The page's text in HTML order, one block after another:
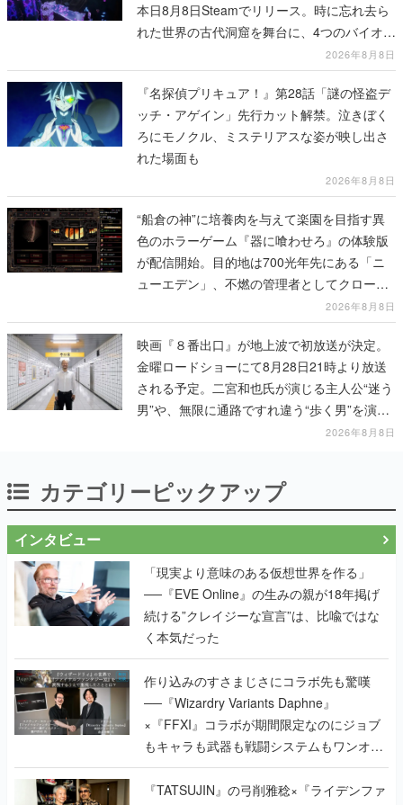
本日8月8日Steamでリリース。時に忘れ去ら
れた世界の古代洞窟を舞台に、4つのバイオー
2026年8月8日
『名探偵プリキュア！』第28話「謎の怪盗デ
ッチ・アゲイン」先行カット解禁。泣きぼく
ろにモノクル、ミステリアスな姿が映し出さ
れた場面も
2026年8月8日
“船倉の神”に培養肉を与えて楽園を目指す異
色のホラーゲーム『器に喰わせろ』の体験版
が配信開始。目的地は700光年先にある「ニ
ューエデン」、不燃の管理者としてクローン
人間を増やし、加工して神に捧げる2026年8月8日
映画『８番出口』が地上波で初放送が決定。
金曜ロードショーにて8月28日21時より放送
される予定。二宮和也氏が演じる主人公“迷う
男”や、無限に通路ですれ違う“歩く男”を演じ
2026年8月8日
カテゴリーピックアップ
インタビュー
「現実より意味のある仮想世界を作る」
──『EVE Online』の生みの親が18年掲げ
続ける”クレイジーな宣言”は、比喩ではな
く本気だった
作り込みのすさまじさにコラボ先も驚嘆
──『Wizardry Variants Daphne』
×『FFXI』コラボが期間限定なのにジョブ
もキャラも武器も戦闘システムもワンオフ
で作り込まれた理由を両ディレクターに聞
く
『TATSUJIN』の弓削雅稔×『ライデンファ